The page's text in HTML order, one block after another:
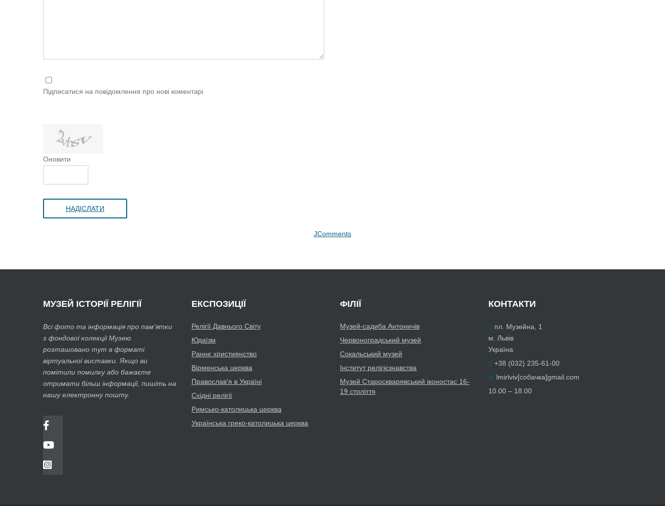
Підписатися на повідомлення про нові коментарі
Оновити
НАДІСЛАТИ
JComments
МУЗЕЙ ІСТОРІЇ РЕЛІГІЇ
Всі фото та інформація про пам’ятки
з фондової колекції Музею
розташовано тут в форматі
віртуальної виставки. Якщо ви
помітили помилку або бажаєте
отримати більш інформації, пишіть на
нашу електронну пошту.
ЕКСПОЗИЦІЇ
Релігії Давнього Світу
Юдаїзм
Раннє християнство
Вірменська церква
Православ’я в Україні
Східні релігії
Римсько-католицька церква
Українська греко-католицька церква
ФІЛІЇ
Музей-садиба Антоничів
Червоноградський музей
Сокальський музей
Інститут релігієзнавства
Музей Староскварявський іконостас 16-
19 cтоліття
КОНТАКТИ
пл. Музейна, 1
м. Львів
Україна
+38 (032) 235-61-00
lmirlviv[собачка]gmail.com
10.00 – 18.00